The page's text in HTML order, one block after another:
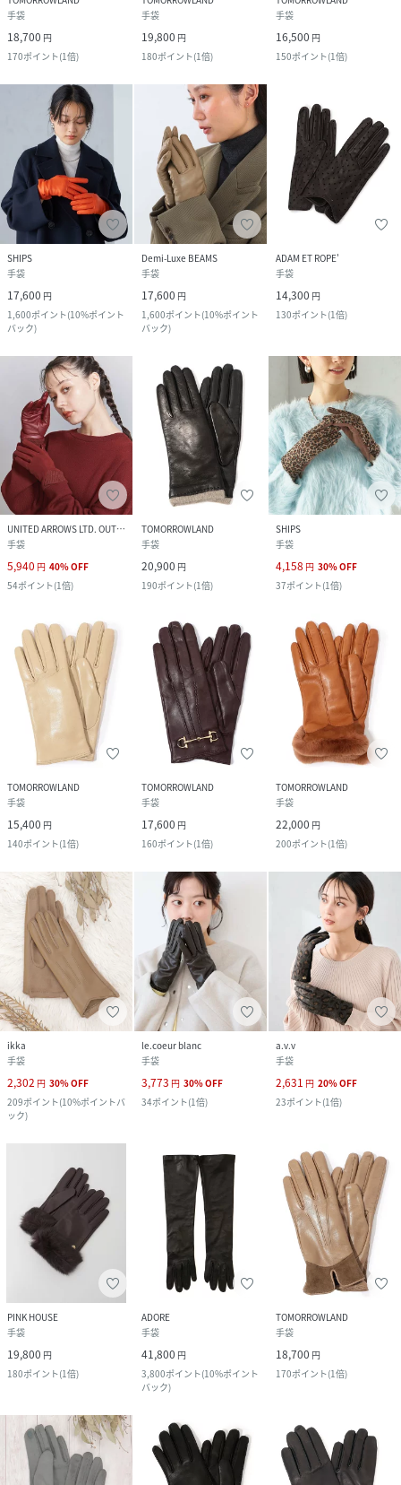
手袋
18,700 円
170ポイント(1倍)
手袋
19,800 円
180ポイント(1倍)
手袋
16,500 円
150ポイント(1倍)
SHIPS
手袋
17,600 円
1,600ポイント(10%ポイント
バック)
Demi-Luxe BEAMS
手袋
17,600 円
1,600ポイント(10%ポイント
バック)
ADAM ET ROPE'
手袋
14,300 円
130ポイント(1倍)
UNITED ARROWS LTD. OUTLET
手袋
5,940 円 40%OFF
54ポイント(1倍)
TOMORROWLAND
手袋
20,900 円
190ポイント(1倍)
SHIPS
手袋
4,158 円 30%OFF
37ポイント(1倍)
TOMORROWLAND
手袋
15,400 円
140ポイント(1倍)
TOMORROWLAND
手袋
17,600 円
160ポイント(1倍)
TOMORROWLAND
手袋
22,000 円
200ポイント(1倍)
ikka
手袋
2,302 円 30%OFF
209ポイント(10%ポイントバ
ック)
le.coeur blanc
手袋
3,773 円 30%OFF
34ポイント(1倍)
a.v.v
手袋
2,631 円 20%OFF
23ポイント(1倍)
PINK HOUSE
手袋
19,800 円
180ポイント(1倍)
ADORE
手袋
41,800 円
3,800ポイント(10%ポイント
バック)
TOMORROWLAND
手袋
18,700 円
170ポイント(1倍)